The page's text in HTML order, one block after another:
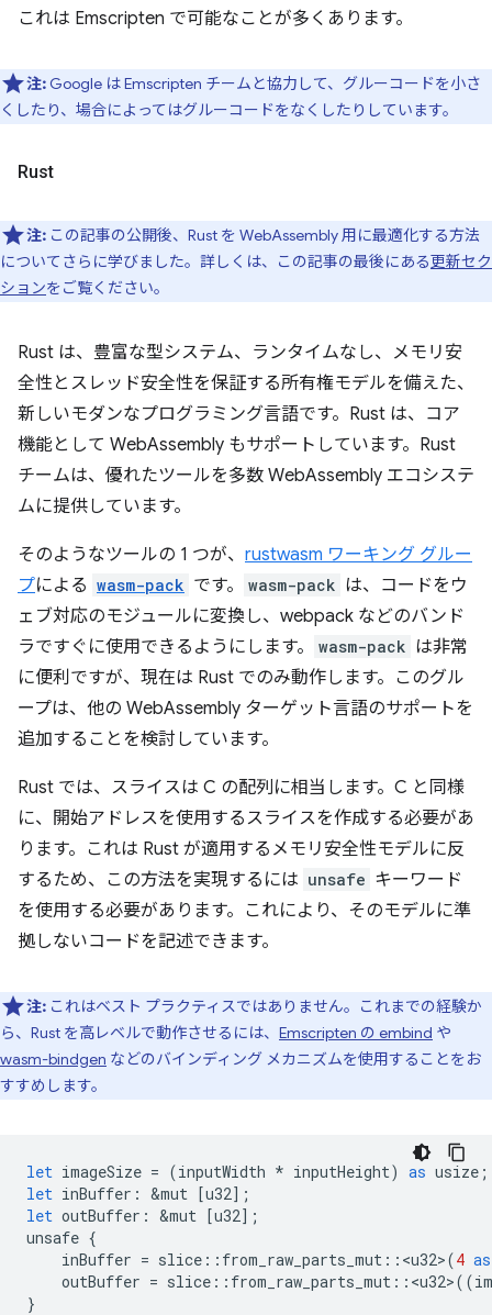
これは Emscripten で可能なことが多くあります。
注: Google は Emscripten チームと協力して、グルーコードを小さ
くしたり、場合によってはグルーコードをなくしたりしています。
Rust
注: この記事の公開後、Rust を WebAssembly 用に最適化する方法
についてさらに学びました。詳しくは、この記事の最後にある更新セク
ションをご覧ください。
Rust は、豊富な型システム、ランタイムなし、メモリ安
全性とスレッド安全性を保証する所有権モデルを備えた、
新しいモダンなプログラミング言語です。Rust は、コア
機能として WebAssembly もサポートしています。Rust
チームは、優れたツールを多数 WebAssembly エコシステ
ムに提供しています。
そのようなツールの 1 つが、 rustwasm ワーキング グルー
プによる wasm-pack です。 wasm-pack は、コードをウ
ェブ対応のモジュールに変換し、webpack などのバンド
ラですぐに使用できるようにします。
wasm-pack は非常
に便利ですが、現在は Rust でのみ動作します。このグル
ープは、他の WebAssembly ターゲット言語のサポートを
追加することを検討しています。
Rust では、スライスは C の配列に相当します。C と同様
に、開始アドレスを使用するスライスを作成する必要があ
ります。これは Rust が適用するメモリ安全性モデルに反
するため、この方法を実現するには unsafe キーワード
を使用する必要があります。これにより、そのモデルに準
拠しないコードを記述できます。
注: これはベスト プラクティスではありません。これまでの経験か
ら、Rust を高レベルで動作させるには、 Emscripten の embind や
wasm-bindgen などのバインディング メカニズムを使用することをお
すすめします。
let imageSize = (inputWidth * inputHeight) as usize ;
let inBuffer : &mut [u32];
let outBuffer : &mut [u32];
unsafe {
inBuffer = slice :: from_raw_parts_mut :: <u32>(4 as
outBuffer = slice :: from_raw_parts_mut :: <u32>((
}